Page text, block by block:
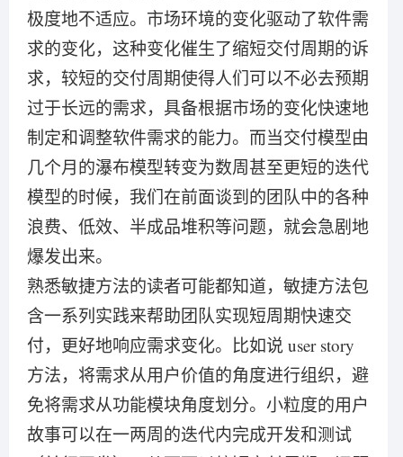
极度地不适应。市场环境的变化驱动了软件需
求的变化，这种变化催生了缩短交付周期的诉
求，较短的交付周期使得人们可以不必去预期
过于长远的需求，具备根据市场的变化快速地
制定和调整软件需求的能力。而当交付模型由
几个月的瀑布模型转变为数周甚至更短的迭代
模型的时候，我们在前面谈到的团队中的各种
浪费、低效、半成品堆积等问题，就会急剧地
爆发出来。
熟悉敏捷方法的读者可能都知道，敏捷方法包
含一系列实践来帮助团队实现短周期快速交
付，更好地响应需求变化。比如说 user story
方法，将需求从用户价值的角度进行组织，避
免将需求从功能模块角度划分。小粒度的用户
故事可以在一两周的迭代内完成开发和测试